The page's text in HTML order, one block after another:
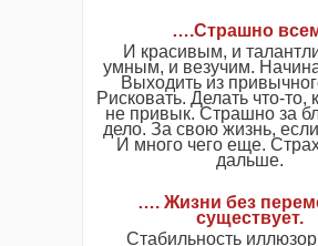
….Страшно
И красивым, и
умным, и везучим.
Выходить из
Рисковать. Делать что-то,
не привык. Страшно за
дело. За свою жизнь,
И много чего еще.
дальше.
…. Жизни без
существует.
Стабильность